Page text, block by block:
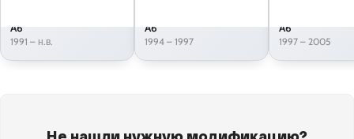
A6
1991 – н.в.
A6
1994 – 1997
A6
1997 – 2005